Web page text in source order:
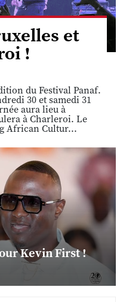
et
!
du Festival Panaf.
30 et samedi 31
aura lieu à
à Charleroi. Le
African Cultur...
Kevin First !